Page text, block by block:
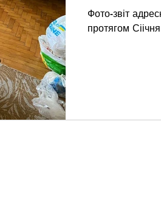
Фото-звіт
протягом